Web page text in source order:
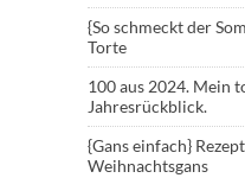
{So schmeckt der
Torte
100 aus 2024. Mein
Jahresrückblick.
{Gans einfach}
Weihnachtsgans